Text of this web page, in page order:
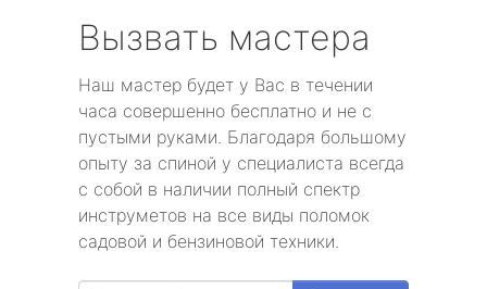
Вызвать мастера
Наш мастер будет у Вас в течении
часа совершенно бесплатно и не с
пустыми руками. Благодаря большому
опыту за спиной у специалиста всегда
с собой в наличии полный спектр
инструметов на все виды поломок
садовой и бензиновой техники.